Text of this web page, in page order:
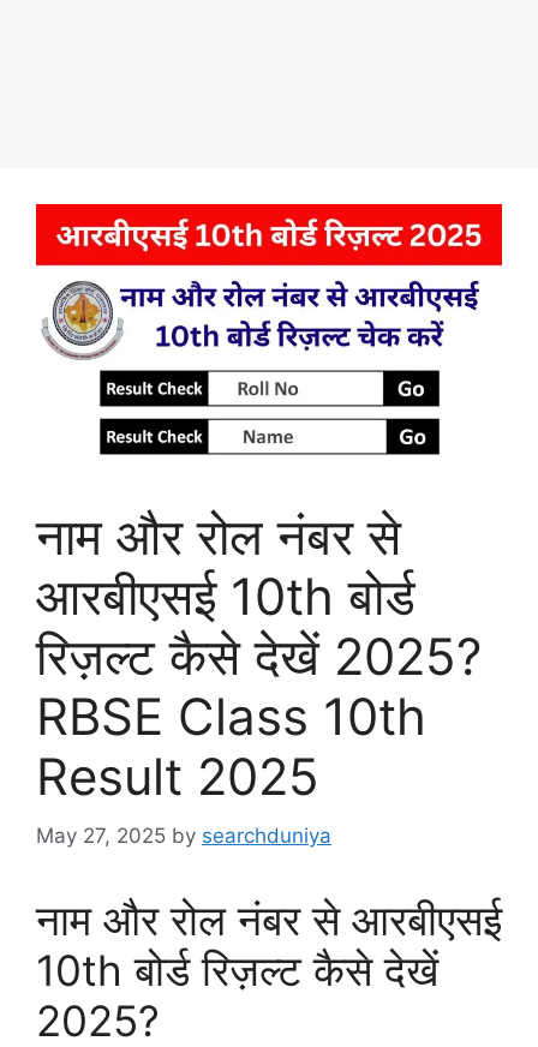
नाम और रोल नंबर से
आरबीएसई 10th बोर्ड
रिज़ल्ट कैसे देखें 2025?
RBSE Class 10th
Result 2025
May 27, 2025 by searchduniya
नाम और रोल नंबर से आरबीएसई
10th बोर्ड रिज़ल्ट कैसे देखें
2025?